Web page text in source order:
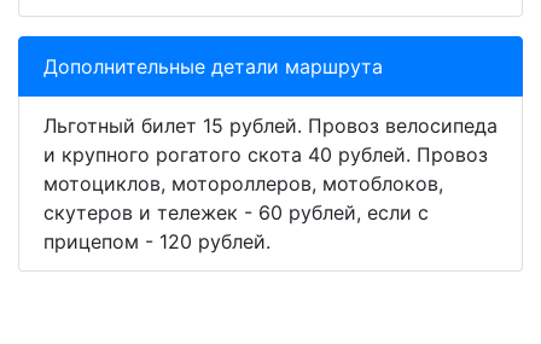
Дополнительные детали маршрута
Льготный билет 15 рублей. Провоз велосипеда
и крупного рогатого скота 40 рублей. Провоз
мотоциклов, мотороллеров, мотоблоков,
скутеров и тележек - 60 рублей, если с
прицепом - 120 рублей.